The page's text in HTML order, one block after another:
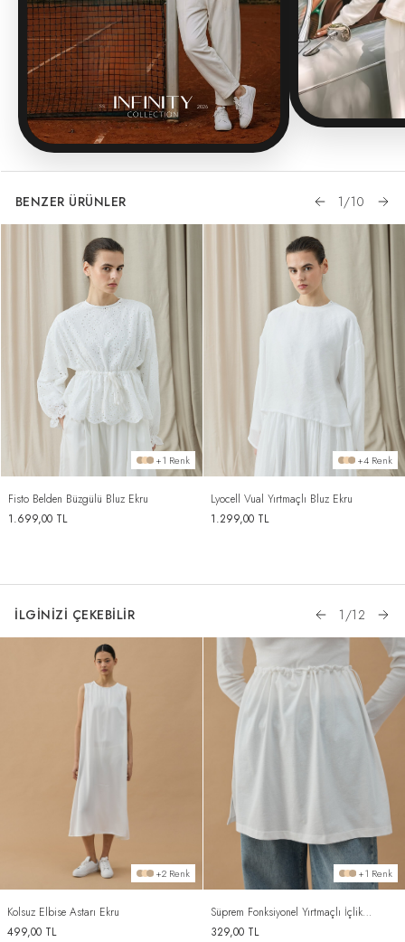
BENZER ÜRÜNLER 1/10
+1 Renk
Fisto Belden Büzgülü Bluz Ekru
1.699,00TL
+4 Renk
Lyocell Vual Yırtmaçlı Bluz Ekru
1.299,00TL
İLGİNİZİ ÇEKEBİLİR 1 /12
+2 Renk
Kolsuz Elbise Astarı Ekru
499,00 TL
+1 Renk
Süprem Fonksiyonel Yırtmaçlı İçlik
Etek Ekru
329,00TL